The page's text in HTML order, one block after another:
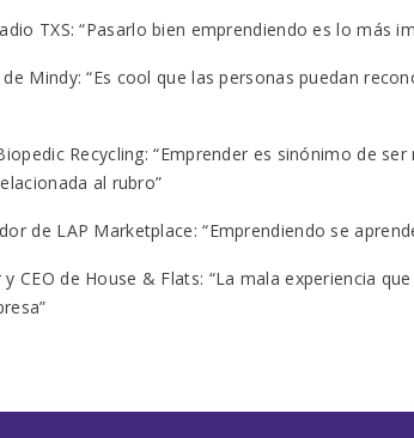
TXS: “Pasarlo bien emprendiendo es lo más
Mindy: “Es cool que las personas puedan
Recycling: “Emprender es sinónimo de
al rubro”
de LAP Marketplace: “Emprendiendo se
CEO de House & Flats: “La mala experiencia